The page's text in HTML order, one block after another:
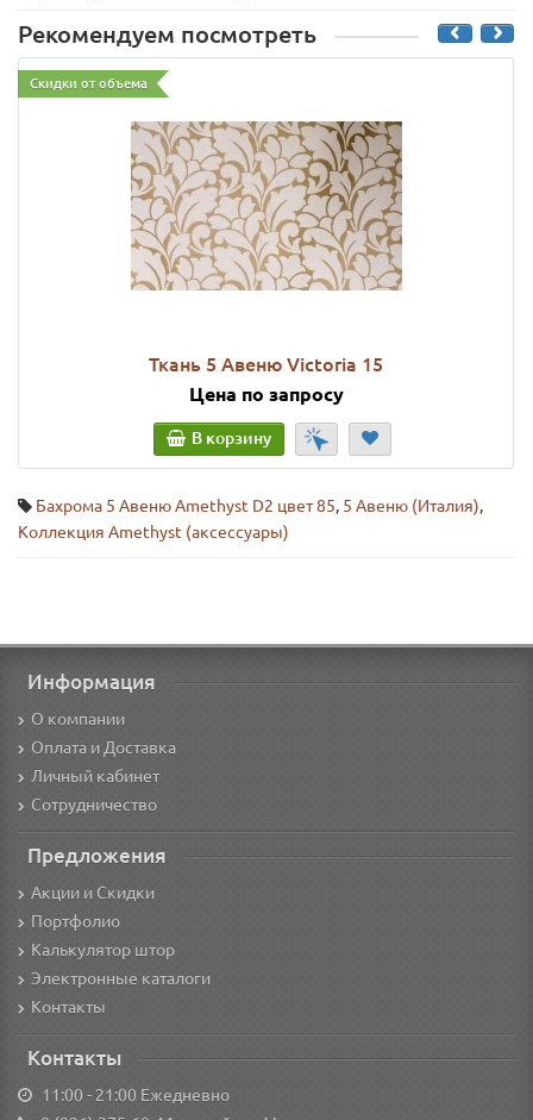
Рекомендуем посмотреть
Скидки от объема
Ткань 5 Авеню Victoria 15
Цена по запросу
В корзину
Бахрома 5 Авеню Amethyst D2 цвет 85, 5 Авеню (Италия),
Коллекция Amethyst (аксессуары)
Информация
О компании
Оплата и Доставка
Личный кабинет
Сотрудничество
Предложения
Акции и Скидки
Портфолио
Калькулятор штор
Электронные каталоги
Контакты
Контакты
11:00 - 21:00 Ежедневно